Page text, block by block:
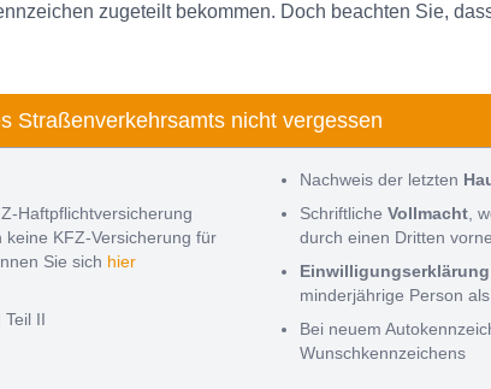
zugeteilt bekommen. Doch beachten Sie,
Straßenverkehrsamts nicht vergessen
Haftpflichtversicherung
keine KFZ-Versicherung für
Sie sich hier
Teil II
Nachweis der letzten
Schriftliche Vollmacht ,
durch einen Dritten
Einwilligungserklärung
minderjährige Person
Bei neuem
Wunschkennzeichens